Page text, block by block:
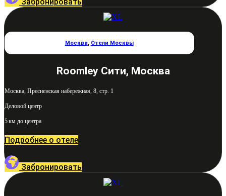
Москва, Отели Москвы
Roomley Сити, Москва
Москва, Пресненская набережная, 8, стр. 1
Деловой центр
5 км до центра
Подробнее о отеле
Забронировать